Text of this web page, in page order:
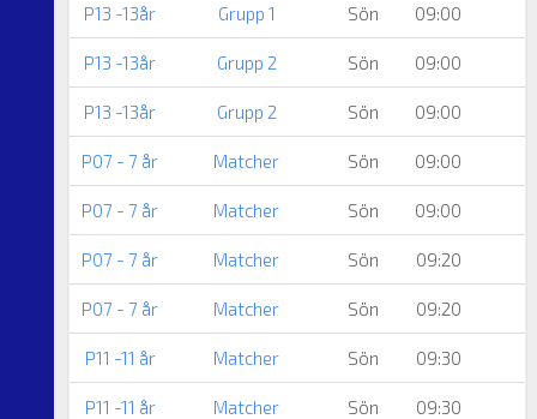
P13 -13år Grupp 1 Sön 09:00
P13 -13år Grupp 2 Sön 09:00
P13 -13år Grupp 2 Sön 09:00
P07 - 7 år Matcher Sön 09:00
P07 - 7 år Matcher Sön 09:00
P07 - 7 år Matcher Sön 09:20
P07 - 7 år Matcher Sön 09:20
P11 -11 år Matcher Sön 09:30
P11 -11 år Matcher Sön 09:30